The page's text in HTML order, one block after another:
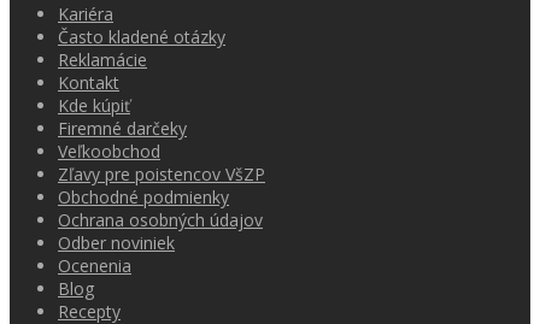
Kariéra
Často kladené otázky
Reklamácie
Kontakt
Kde kúpiť
Firemné darčeky
Veľkoobchod
Zľavy pre poistencov VšZP
Obchodné podmienky
Ochrana osobných údajov
Odber noviniek
Ocenenia
Blog
Recepty